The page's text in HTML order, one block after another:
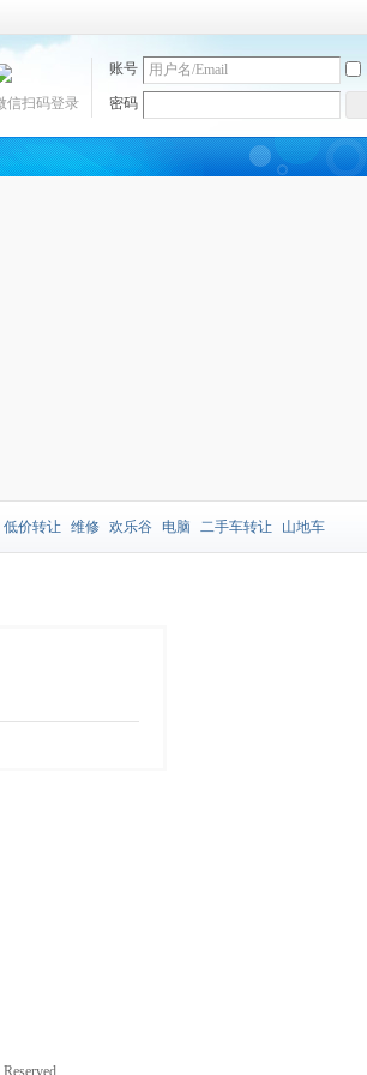
账号
密码
信扫码登录
低价转让 维修 欢乐谷 电脑 二手车转让 山地车